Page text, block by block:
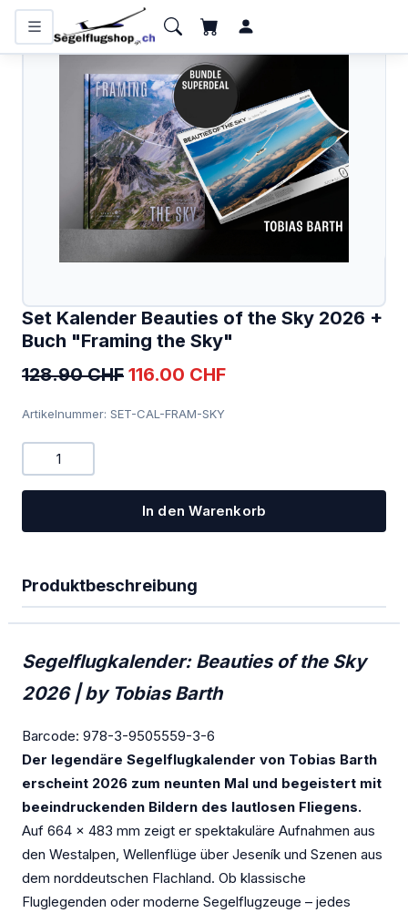
KATEGORIEN
Flugzeugbatterien
Bücher und Kalender
Funkgeräte
Handfunkgeräte
IPhone/IPad
PowerFLARM
Kombigeräte Funk/Transponder
Ladegeräte
Mückenputzer
PILOT
SOLAR
TEK-Düsen
Transponder
Set Kalender Beauties of the Sky 2026 +
Buch "Framing the Sky"
128.90 CHF 116.00 CHF
Artikelnummer: SET-CAL-FRAM-SKY
In den Warenkorb
Produktbeschreibung
Segelflugkalender: Beauties of the Sky
2026 | by Tobias Barth
Barcode: 978-3-9505559-3-6
Der legendäre Segelflugkalender von Tobias Barth
erscheint 2026 zum neunten Mal und begeistert mit
beeindruckenden Bildern des lautlosen Fliegens.
Auf 664 × 483 mm zeigt er spektakuläre Aufnahmen aus
den Westalpen, Wellenflüge über Jeseník und Szenen aus
dem norddeutschen Flachland. Ob klassische
Fluglegenden oder moderne Segelflugzeuge – jedes